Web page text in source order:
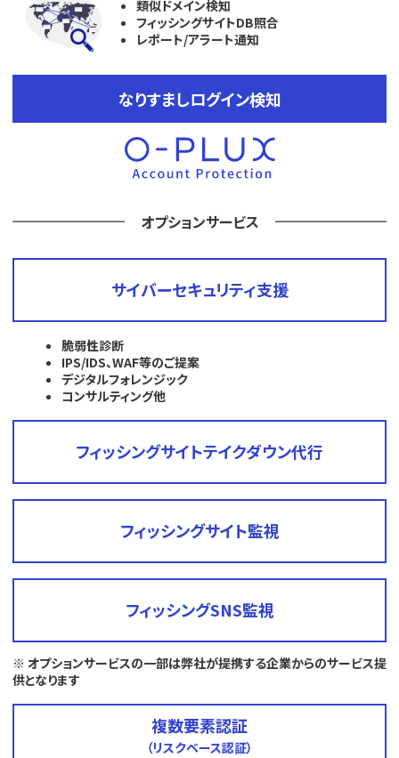
類似ドメイン検知
フィッシングサイトDB照合
レポート/アラート通知
なりすましログイン検知
オプションサービス
サイバーセキュリティ支援
脆弱性診断
IPS/IDS、WAF等のご提案
デジタルフォレンジック
コンサルティング他
フィッシングサイトテイクダウン代行
フィッシングサイト監視
フィッシングSNS監視
※ オプションサービスの一部は弊社が提携する企業からのサービス提
供となります
複数要素認証
（リスクベース認証）